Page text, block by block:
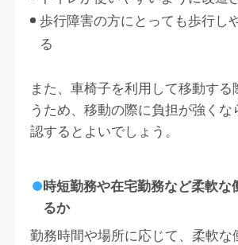
歩行障害の方にとっても歩行し
る
また、車椅子を利用して移動する
うため、移動の際に負担が強くな
認するとよいでしょう。
時短勤務や在宅勤務など柔軟な
るか
勤務時間や場所に応じて、柔軟な